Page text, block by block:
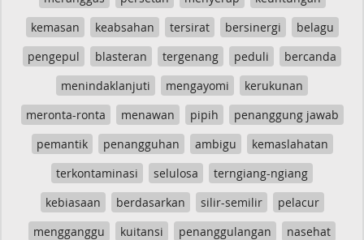
kemasan
keabsahan tersirat bersinergi
belagu
pengepul
blasteran tergenang peduli
bercanda
menindaklanjuti
mengayomi
kerukunan
meronta-ronta
menawan pipih
penanggung jawab
pemantik
penangguhan ambigu
kemaslahatan
terkontaminasi
selulosa
terngiang-ngiang
kebiasaan
berdasarkan silir-semilir
pelacur
mengganggu
kuitansi penanggulangan
nasehat